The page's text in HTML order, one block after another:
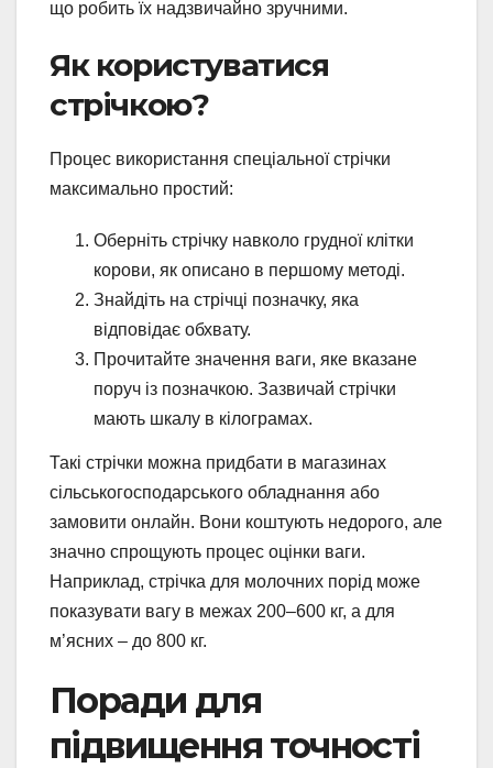
що робить їх надзвичайно зручними.
Як користуватися
стрічкою?
Процес використання спеціальної стрічки
максимально простий:
Оберніть стрічку навколо грудної клітки
корови, як описано в першому методі.
Знайдіть на стрічці позначку, яка
відповідає обхвату.
Прочитайте значення ваги, яке вказане
поруч із позначкою. Зазвичай стрічки
мають шкалу в кілограмах.
Такі стрічки можна придбати в магазинах
сільськогосподарського обладнання або
замовити онлайн. Вони коштують недорого, але
значно спрощують процес оцінки ваги.
Наприклад, стрічка для молочних порід може
показувати вагу в межах 200–600 кг, а для
м’ясних – до 800 кг.
Поради для
підвищення точності